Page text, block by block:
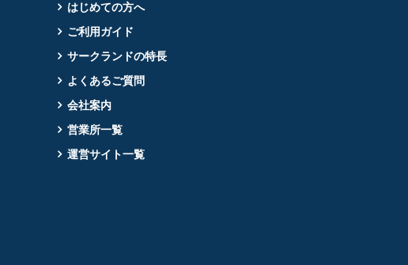
はじめての方へ
ご利用ガイド
サークランドの特長
よくあるご質問
会社案内
営業所一覧
運営サイト一覧